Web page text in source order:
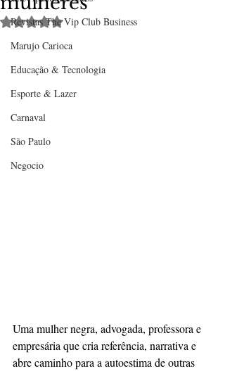
Revistas The Vip Club Business
Marujo Carioca
Educação & Tecnologia
Esporte & Lazer
Carnaval
São Paulo
Negocio
Avaliado com NaN de 5 estrelas.
Uma mulher negra, advogada, professora e
empresária que cria referência, narrativa e
abre caminho para a autoestima de outras